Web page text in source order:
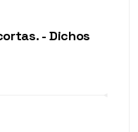
- Dichos